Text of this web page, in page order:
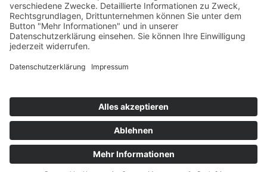
Esklumer Fährweg 1
26789 Leer
Telefon: 0491 – 92 55 71 1
Impressum
Bildverzeichnis
Cookie-Einstellungen